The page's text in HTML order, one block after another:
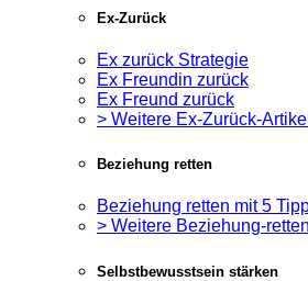
Ex-Zurück
Ex zurück Strategie
Ex Freundin zurück
Ex Freund zurück
> Weitere Ex-Zurück-Artikel
Beziehung retten
Beziehung retten mit 5
> Weitere Beziehung-
Selbstbewusstsein stärken